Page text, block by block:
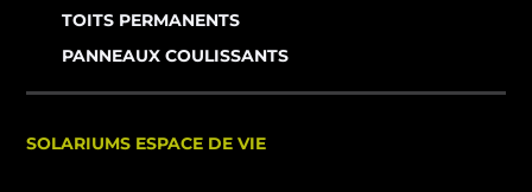
TOITS PERMANENTS
PANNEAUX COULISSANTS
SOLARIUMS ESPACE DE VIE